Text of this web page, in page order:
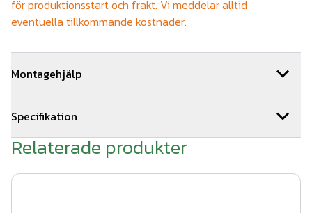
för produktionsstart och frakt. Vi meddelar alltid
eventuella tillkommande kostnader.
Montagehjälp
ni beställer montage av oss får ni 5 års montage och
materialgaranti. Vi samarbetar med ett brett nätverk av
stängselmontörer och kan hjälpa till med montagearbetet i
stora delar av landet. Hör av er till oss
Specifikation
Storlek sektion: B129 x H1000 x L3960mm
Tjocklek plexiglas: 15mm
Relaterade produkter